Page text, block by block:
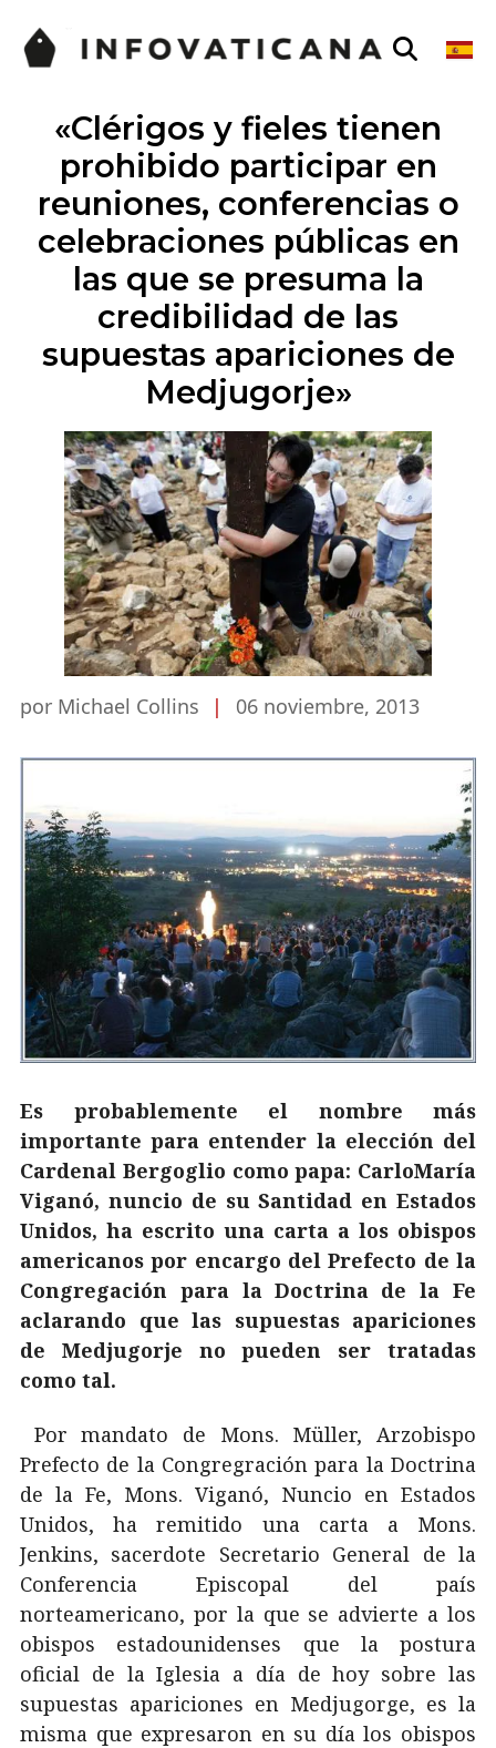
«Clérigos y fieles tienen
prohibido participar en
reuniones, conferencias o
celebraciones públicas en
las que se presuma la
credibilidad de las
supuestas apariciones de
Medjugorje»
por Michael Collins | 06 noviembre, 2013
Es probablemente el nombre más
importante para entender la elección del
Cardenal Bergoglio como papa: CarloMaría
Viganó, nuncio de su Santidad en Estados
Unidos, ha escrito una carta a los obispos
americanos por encargo del Prefecto de la
Congregación para la Doctrina de la Fe
aclarando que las supuestas apariciones
de Medjugorje no pueden ser tratadas
como tal.
Por mandato de Mons. Müller, Arzobispo
Prefecto de la Congregración para la Doctrina
de la Fe, Mons. Viganó, Nuncio en Estados
Unidos, ha remitido una carta a Mons.
Jenkins, sacerdote Secretario General de la
Conferencia Episcopal del país
norteamericano, por la que se advierte a los
obispos estadounidenses que la postura
oficial de la Iglesia a día de hoy sobre las
supuestas apariciones en Medjugorge, es la
misma que expresaron en su día los obispos